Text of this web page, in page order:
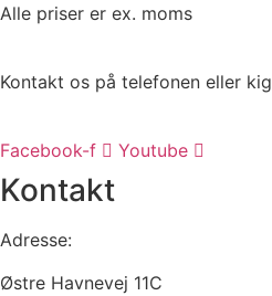
Alle priser er ex. moms
Kontakt os på telefonen eller
Facebook-f Youtube
Kontakt
Adresse:
Østre Havnevej 11C